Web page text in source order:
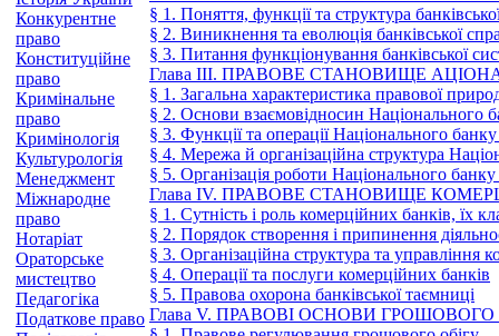
Конкурентне
право
Конституційне
право
Кримінальне
право
Кримінологія
Культурологія
Менеджмент
Міжнародне
право
Нотаріат
Ораторське
мистецтво
Педагогіка
Податкове право
§ 1. Поняття, функції та структура
§ 2. Виникнення та еволюція банківської
§ 3. Питання функціонування банківської
Глава III. ПРАВОВЕ СТАНОВИЩЕ
§ 1. Загальна характеристика правової
§ 2. Основи взаємовідносин
§ 3. Функції та операції Національного
§ 4. Мережа й організаційна структура
§ 5. Організація роботи Національного
Глава IV. ПРАВОВЕ СТАНОВИЩЕ
§ 1. Сутність і роль комерційних банків, їх
§ 2. Порядок створення і припинення
§ 3. Організаційна структура та управління
§ 4. Операції та послуги комерційних банків
§ 5. Правова охорона банківської таємниці
Глава V. ПРАВОВІ ОСНОВИ ГРОШОВОГО